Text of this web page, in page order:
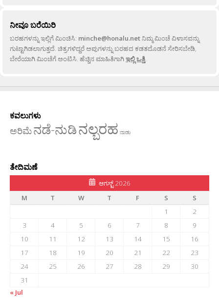
ನೀವೂ ಬರೆಯಿರಿ
ಬರಹಗಳನ್ನು ಇಲ್ಲಿಗೆ ಮಿಂಚಿಸಿ: minche@honalu.netನಿಮ್ಮ ಮಿಂಚೆ ವಿಳಾಸವನ್ನು
ಗುಟ್ಟಾಗಿಡಲಾಗುತ್ತದೆ. ಚಿತ್ರಗಳಿದ್ದರೆ ಅವುಗಳನ್ನು ಬರಹದ ಕಡತದೊಡನೆ ಸೇರಿಸಬೇಡಿ,
ಬೇರೆಯಾಗಿ ಮಿಂಚೆಗೆ ಅಂಟಿಸಿ. ಹೆಚ್ಚಿನ ಮಾಹಿತಿಗಾಗಿಇಲ್ಲಿ ಒತ್ತಿ
ಕವಲುಗಳು
ಅರಿಮೆನಡೆ-ನುಡಿನಲ್ಬರಹ ನಾಡು
ತೇದಿಮಣೆ
ಆಗಸ್ಟ್ 2026
M
T W T F S
S
1
2
3
4 5 6 7 8
9
10
11 12 13 14 15
16
17
18 19 20 21 22
23
24
25 26 27 28 29
30
31
« Jul